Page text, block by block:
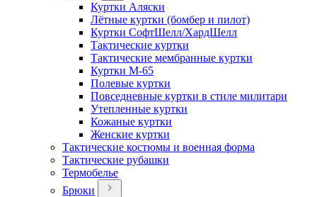
Куртки Аляски
Лётные куртки (бомбер и пилот)
Куртки СофтШелл/ХардШелл
Тактические куртки
Тактические мембранные куртки
Куртки М-65
Полевые куртки
Повседневные куртки в стиле милитари
Утепленные куртки
Кожаные куртки
Женские куртки
Тактические костюмы и военная форма
Тактические рубашки
Термобелье
Брюки